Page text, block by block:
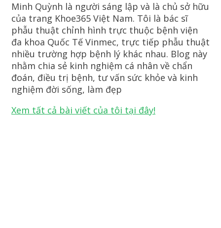
Minh Quỳnh là người sáng lập và là chủ sở hữu
của trang Khoe365 Việt Nam. Tôi là bác sĩ
phẫu thuật chỉnh hình trực thuộc bệnh viện
đa khoa Quốc Tế Vinmec, trực tiếp phẫu thuật
nhiều trường hợp bệnh lý khác nhau. Blog này
nhằm chia sẻ kinh nghiệm cá nhân về chẩn
đoán, điều trị bệnh, tư vấn sức khỏe và kinh
nghiệm đời sống, làm đẹp
Xem tất cả bài viết của tôi tại đây!